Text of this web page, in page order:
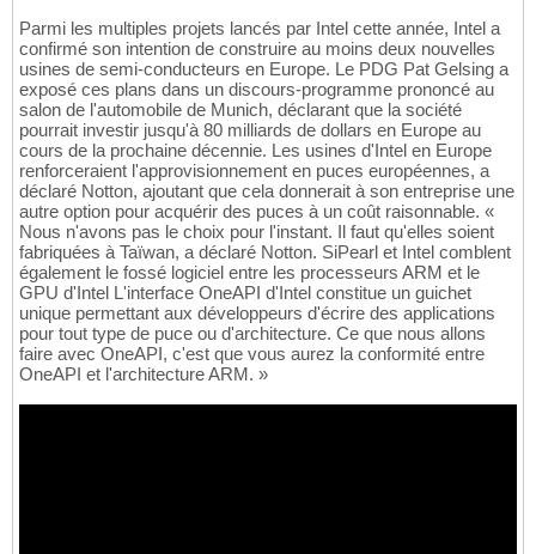
Parmi les multiples projets lancés par Intel cette année, Intel a
confirmé son intention de construire au moins deux nouvelles
usines de semi-conducteurs en Europe. Le PDG Pat Gelsing a
exposé ces plans dans un discours-programme prononcé au
salon de l'automobile de Munich, déclarant que la société
pourrait investir jusqu'à 80 milliards de dollars en Europe au
cours de la prochaine décennie. Les usines d'Intel en Europe
renforceraient l'approvisionnement en puces européennes, a
déclaré Notton, ajoutant que cela donnerait à son entreprise une
autre option pour acquérir des puces à un coût raisonnable. «
Nous n'avons pas le choix pour l'instant. Il faut qu'elles soient
fabriquées à Taïwan, a déclaré Notton. SiPearl et Intel comblent
également le fossé logiciel entre les processeurs ARM et le
GPU d'Intel L'interface OneAPI d'Intel constitue un guichet
unique permettant aux développeurs d'écrire des applications
pour tout type de puce ou d'architecture. Ce que nous allons
faire avec OneAPI, c'est que vous aurez la conformité entre
OneAPI et l'architecture ARM. »